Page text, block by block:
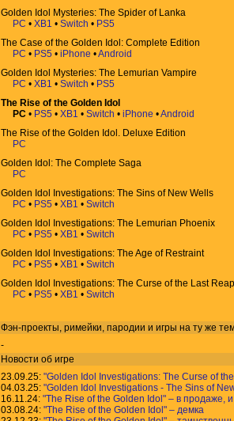
Golden Idol Mysteries: The Spider of Lanka
PC • XB1 • Switch • PS5
The Case of the Golden Idol: Complete Edition
PC • PS5 • iPhone •Android
Golden Idol Mysteries: The Lemurian Vampire
PC • XB1 • Switch • PS5
The Rise of the Golden Idol
PC • PS5 • XB1 • Switch • iPhone •Android
The Rise of the Golden Idol. Deluxe Edition
PC
Golden Idol: The Complete Saga
PC
Golden Idol Investigations: The Sins of New Wells
PC • PS5 • XB1 • Switch
Golden Idol Investigations: The Lemurian Phoenix
PC • PS5 • XB1 • Switch
Golden Idol Investigations: The Age of Restraint
PC • PS5 • XB1 • Switch
Golden Idol Investigations: The Curse of the Last
PC • PS5 • XB1 • Switch
Фэн-проекты, римейки, пародии и игры на ту же
-
Новости об игре
23.09.25: "Golden Idol Investigations: The Curse of
04.03.25: "Golden Idol Investigations - The Sins of
16.11.24: "The Rise of the Golden Idol" – в продаже,
03.08.24: "The Rise of the Golden Idol" – демка